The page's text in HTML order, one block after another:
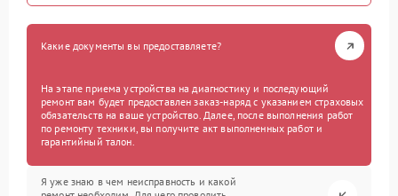
Какие документы вы предоставляете?
На этапе приема устройства на диагностику и последующий
ремонт вам будет предоставлен заказ-наряд с указанием страховых
обязательств на ваше устройство. Далее, после выполнения работ
по ремонту техники, вы получите акт выполненных работ и
гарантийный талон.
Я уже знаю в чем неисправность и какой